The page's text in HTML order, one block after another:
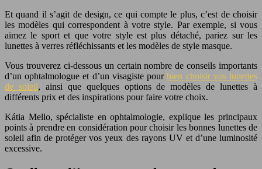
Et quand il s’agit de design, ce qui compte le plus, c’est de choisir
les modèles qui correspondent à votre style. Par exemple, si vous
aimez le sport et que votre style est plus détaché, pariez sur les
lunettes à verres réfléchissants et les modèles de style masque.
Vous trouverez ci-dessous un certain nombre de conseils importants
d’un ophtalmologue et d’un visagiste pourbien choisir vos lunettes
de soleil, ainsi que quelques options de modèles de lunettes à
différents prix et des inspirations pour faire votre choix.
Kátia Mello, spécialiste en ophtalmologie, explique les principaux
points à prendre en considération pour choisir les bonnes lunettes de
soleil afin de protéger vos yeux des rayons UV et d’une luminosité
excessive.